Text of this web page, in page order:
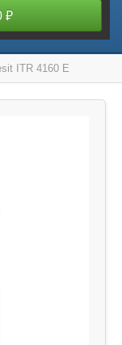
₽
ITR 4160 E